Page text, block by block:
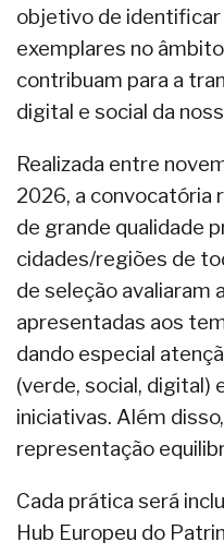
objetivo de
exemplares no
contribuam para a
digital e social da
Realizada entre
2026, a convocatória
de grande qualidade
cidades/regiões de
de seleção avaliaram
apresentadas aos
dando especial
(verde, social, digital)
iniciativas. Além
representação
Cada prática será
Hub Europeu do